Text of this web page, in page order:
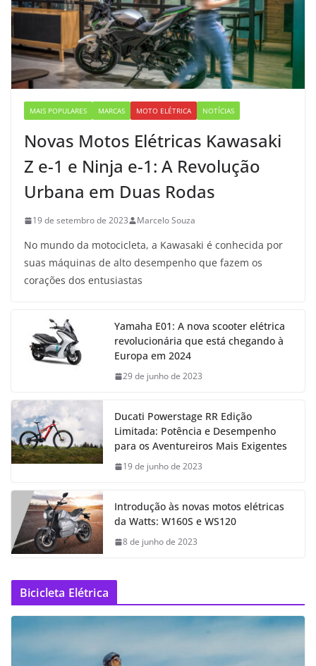
MAIS POPULARES MARCAS MOTO ELÉTRICA NOTÍCIAS
Novas Motos Elétricas Kawasaki
Z e-1 e Ninja e-1: A Revolução
Urbana em Duas Rodas
19 de setembro de 2023 Marcelo Souza
No mundo da motocicleta, a Kawasaki é conhecida por
suas máquinas de alto desempenho que fazem os
corações dos entusiastas
Yamaha E01: A nova scooter elétrica
revolucionária que está chegando à
Europa em 2024
29 de junho de 2023
Ducati Powerstage RR Edição
Limitada: Potência e Desempenho
para os Aventureiros Mais Exigentes
19 de junho de 2023
Introdução às novas motos elétricas
da Watts: W160S e WS120
8 de junho de 2023
Bicicleta Elétrica